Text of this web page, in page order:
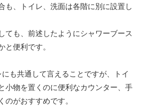
も、トイレ、洗面は各階に別に設置し
ても、前述したようにシャワーブース
便利です。
も共通して言えることですが、トイ
小物を置くのに便利なカウンター、手
がおすすめです。